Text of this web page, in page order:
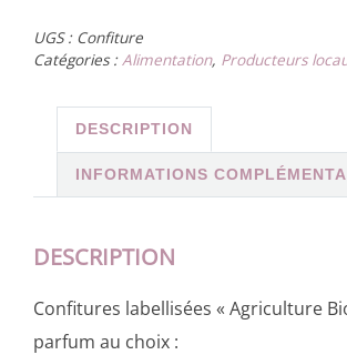
"La
Plante
Campagne"
Rhubarbe
gingembre
UGS : Confiture
Catégories :Alimentation, Producteurs
DESCRIPTION
INFORMATIONS
DESCRIPTION
Confitures labellisées « Agriculture
parfum au choix :